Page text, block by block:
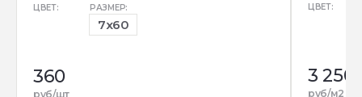
ЦВЕТ: РАЗМЕР:
7x60
360
руб/шт
ЦВЕТ:
3 250
руб/м2